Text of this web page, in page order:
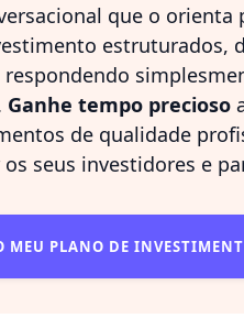
que o orienta
estruturados,
respondendo
Ganhe tempo precioso
de qualidade
seus investidores e
MEU PLANO DE